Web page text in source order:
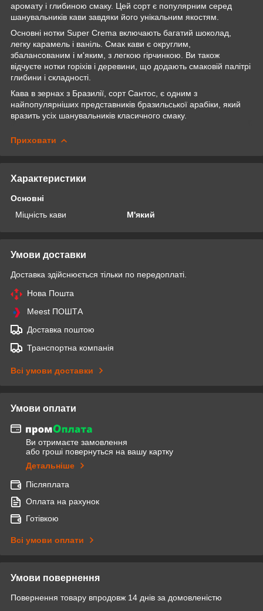
аромату і глибиною смаку. Цей сорт є популярним серед
шанувальників кави завдяки його унікальним якостям.
Основні нотки Super Crema включають багатий шоколад,
легку карамель і ваніль. Смак кави є округлим,
збалансованим і м'яким, з легкою гірчинкою. Ви також
відчуєте нотки горіхів і деревини, що додають смаковій палітрі
глибини і складності.
Кава в зернах з Бразилії, сорт Сантос, є одним з
найпопулярніших представників бразильської арабіки, який
вразить усіх шанувальників класичного смаку.
Приховати
Характеристики
Основні
Міцність кави
М'який
Умови доставки
Доставка здійснюється тільки по передоплаті.
Нова Пошта
Meest ПОШТА
Доставка поштою
Транспортна компанія
Всі умови доставки
Умови оплати
Ви отримаєте замовлення
або гроші повернуться на вашу картку
Детальніше
Післяплата
Оплата на рахунок
Готівкою
Всі умови оплати
Умови повернення
Повернення товару впродовж 14 днів за домовленістю